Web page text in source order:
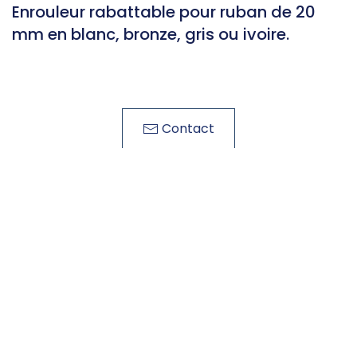
Enrouleur rabattable pour ruban de 20
mm en blanc, bronze, gris ou ivoire.
Contact